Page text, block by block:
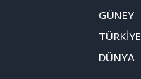
GÜNEY
TÜRKİYE
DÜNYA